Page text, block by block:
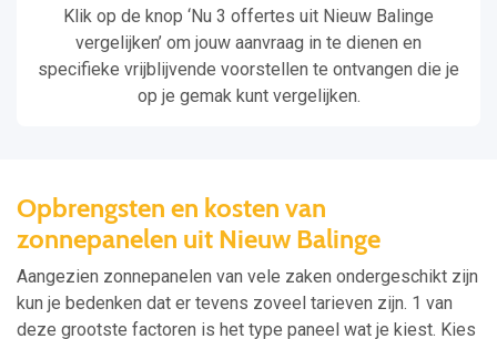
Klik op de knop ‘Nu 3 offertes uit Nieuw Balinge
vergelijken’ om jouw aanvraag in te dienen en
specifieke vrijblijvende voorstellen te ontvangen die je
op je gemak kunt vergelijken.
Opbrengsten en kosten van
zonnepanelen uit Nieuw Balinge
Aangezien zonnepanelen van vele zaken ondergeschikt zijn
kun je bedenken dat er tevens zoveel tarieven zijn. 1 van
deze grootste factoren is het type paneel wat je kiest. Kies